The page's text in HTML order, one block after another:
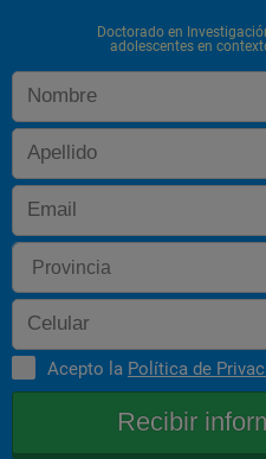
Doctorado en
adolescentes en
Acepto la Política de